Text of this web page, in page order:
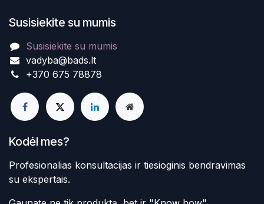
Susisiekite su mumis
Susisiekite su mumis
vadyba@bads.lt
+370 675 78878
Kodėl mes?
Profesionalias konsultacijas ir tiesioginis bendravimas
su ekspertais.